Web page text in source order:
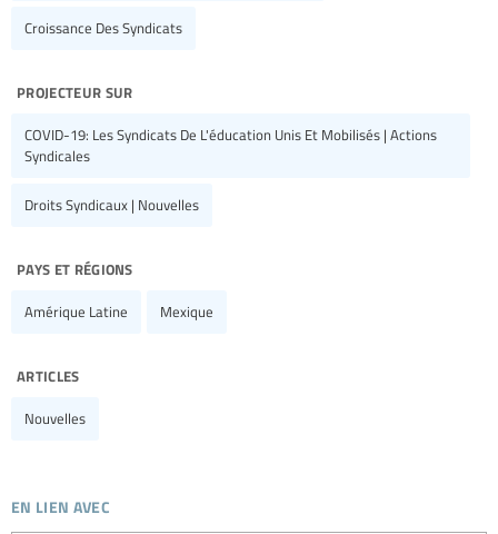
Croissance Des Syndicats
projecteur sur
COVID-19: Les Syndicats De L'éducation Unis Et Mobilisés | Actions
Syndicales
Droits Syndicaux | Nouvelles
pays et régions
Amérique Latine Mexique
articles
Nouvelles
en lien avec